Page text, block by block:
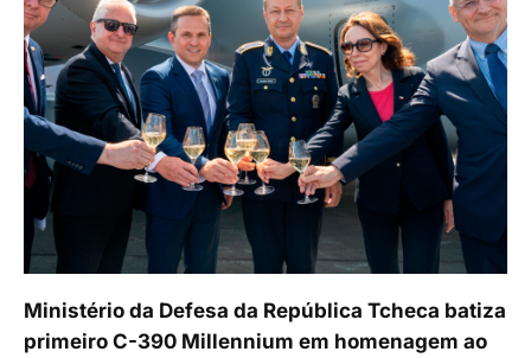
Ministério da Defesa da República Tcheca batiza
primeiro C-390 Millennium em homenagem ao